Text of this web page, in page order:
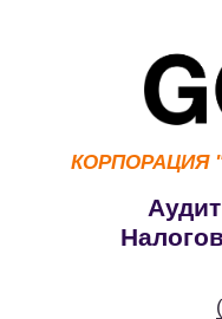
КОРПОРАЦИЯ